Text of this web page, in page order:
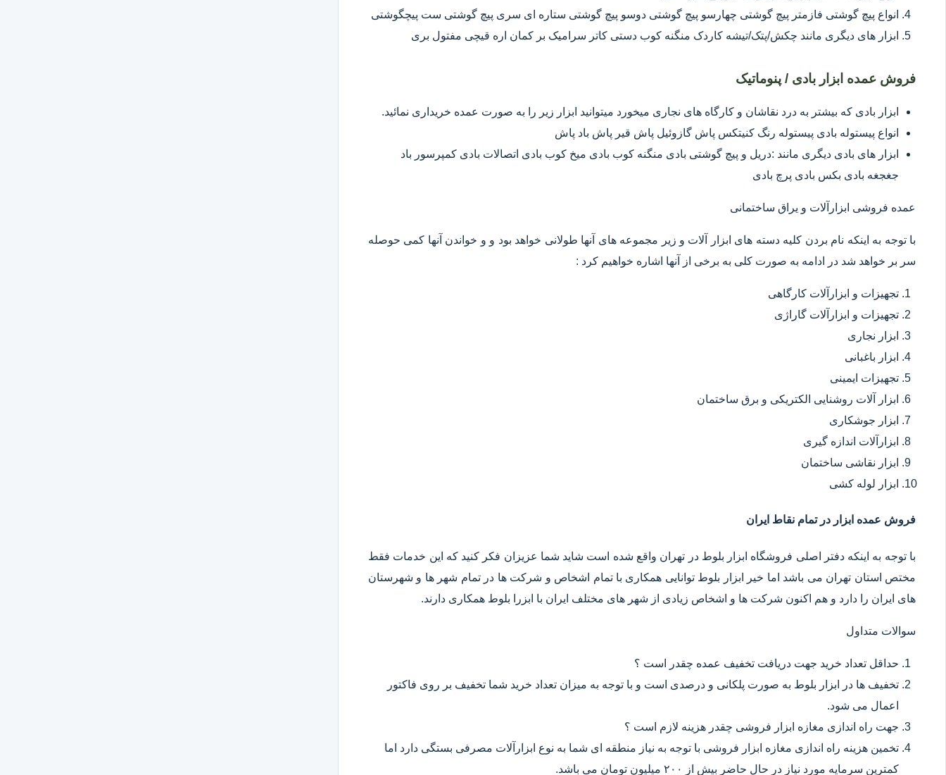
انواع پیچ گوشتی فازمتر پیچ گوشتی چهارسو پیچ گوشتی دوسو پیچ گوشتی ستاره ای سری پیچ گوشتی ست پیچگوشتی
ابزار های دیگری مانند چکش/پتک/تیشه کاردک منگنه کوب دستی کاتر سرامیک بر کمان اره قیچی مفتول بری
فروش عمده ابزار بادی / پنوماتیک
ابزار بادی که بیشتر به درد نقاشان و کارگاه های نجاری میخورد میتوانید ابزار زیر را به صورت عمده خریداری نمائید.
انواع پیستوله بادی پیستوله رنگ کنیتکس پاش گازوئیل پاش قیر پاش باد پاش
ابزار های بادی دیگری مانند :دریل و پیچ گوشتی بادی منگنه کوب بادی میخ کوب بادی اتصالات بادی کمپرسور باد
جغجغه بادی بکس بادی پرچ بادی
عمده فروشی ابزارآلات و یراق ساختمانی
با توجه به اینکه نام بردن کلیه دسته های ابزار آلات و زیر مجموعه های آنها طولانی خواهد بود و و خواندن آنها کمی حوصله
سر بر خواهد شد در ادامه به صورت کلی به برخی از آنها اشاره خواهیم کرد :
تجهیزات و ابزارآلات کارگاهی
تجهیزات و ابزارآلات گاراژی
ابزار نجاری
ابزار باغبانی
تجهیزات ایمینی
ابزار آلات روشنایی الکتریکی و برق ساختمان
ابزار جوشکاری
ابزارآلات اندازه گیری
ابزار نقاشی ساختمان
ابزار لوله کشی
فروش عمده ابزار در تمام نقاط ایران
با توجه به اینکه دفتر اصلی فروشگاه ابزار بلوط در تهران واقع شده است شاید شما عزیزان فکر کنید که این خدمات فقط
مختص استان تهران می باشد اما خیر ابزار بلوط توانایی همکاری با تمام اشخاص و شرکت ها در تمام شهر ها و شهرستان
های ایران را دارد و هم اکنون شرکت ها و اشخاص زیادی از شهر های مختلف ایران با ابزرا بلوط همکاری دارند.
سوالات متداول
حداقل تعداد خرید جهت دریافت تخفیف عمده چقدر است ؟
تخفیف ها در ابزار بلوط به صورت پلکانی و درصدی است و با توجه به میزان تعداد خرید شما تخفیف بر روی فاکتور
اعمال می شود.
جهت راه اندازی مغازه ابزار فروشی چقدر هزینه لازم است ؟
تخمین هزینه راه اندازی مغازه ابزار فروشی با توجه به نیاز منطقه ای شما به نوع ابزارآلات مصرفی بستگی دارد اما
کمترین سرمایه مورد نیاز در حال حاضر بیش از ۲۰۰ میلیون تومان می باشد.